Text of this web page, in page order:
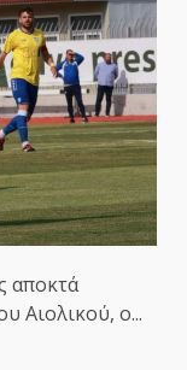
αποκτά
Αιολικού, ο...